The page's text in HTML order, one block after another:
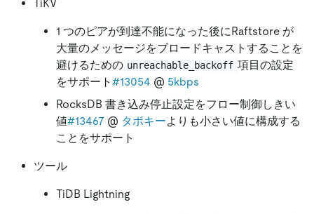
TiKV
1 つのピアが到達不能になった後にRaftstore が
大量のメッセージをブロードキャストすることを
避けるための unreachable_backoff 項目の設定
をサポート #13054 @ 5kbps
RocksDB 書き込み停止設定をフロー制御しきい
値#13467 @ タボキーよりも小さい値に構成する
ことをサポート
ツール
TiDB Lightning